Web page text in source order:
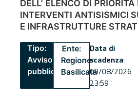
DELL’ ELENCO DI PRIORITÀ
INTERVENTI ANTISISMICI
E INFRASTRUTTURE
Tipo:
Avviso
pubblico
Ente:
Regione
Basilicata
Data di
scadenza:
09/08/2026
23:59